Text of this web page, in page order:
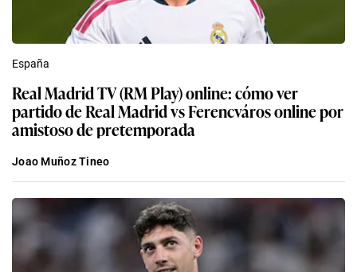
España
Real Madrid TV (RM Play) online: cómo ver
partido de Real Madrid vs Ferencváros online por
amistoso de pretemporada
Joao Muñoz Tineo